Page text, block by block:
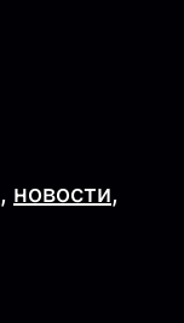
, новости,